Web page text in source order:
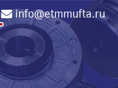
info@etmmufta.ru